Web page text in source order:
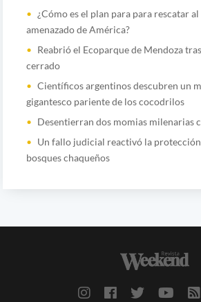
¿Cómo es el plan para para rescatar
amenazado de América?
Reabrió el Ecoparque de Mendoza
cerrado
Científicos argentinos descubren un
gigantesco pariente de los cocodrilos
Desentierran dos momias milenarias
Un fallo judicial reactivó la
bosques chaqueños